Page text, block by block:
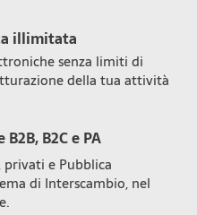
illimitata
senza limiti di
della tua attività
B2C e PA
privati e Pubblica
di Interscambio, nel